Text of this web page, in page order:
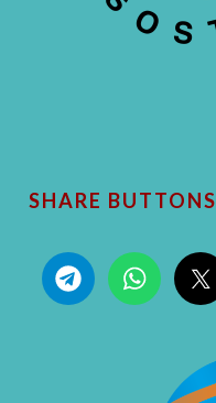
SHARE BUTTONS